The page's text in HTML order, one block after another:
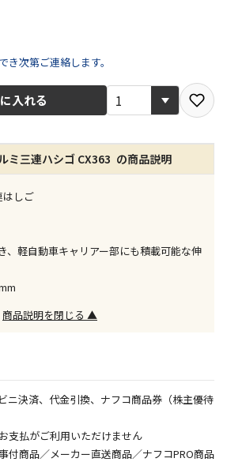
取を選択できる商品です
取できる商品です（宅配便でのお届けが
品は、全て同じ店舗での受取となりま
商品は、全て同じ店舗での受取となりま
の同時購入はできません。お手数です
届けする商品です（店舗受取は選択でき
能です
き次第ご連絡します。
入れる
ミ三連ハシゴ CX363 の商品説明
はしご
軽自動車キャリアー部にも積載可能な伸
商品説明を閉じる ▲
ニ決済、代金引換、ナフコ商品券（株主優待
支払がご利用いただけません
付商品／メーカー直送商品／ナフコPRO商品